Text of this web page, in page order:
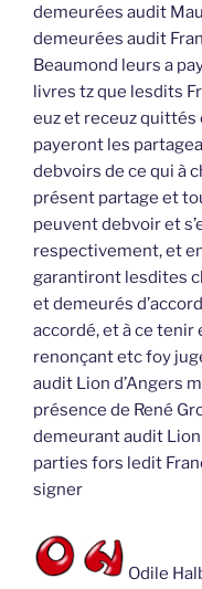
demeurées audit
demeurées audit
Beaumond leurs a
livres tz que lesdits
euz et receuz
payeront les
debvoirs de ce qui à
présent partage et
peuvent debvoir et
respectivement, et
garantiront lesdites
et demeurés
accordé, et à ce
renonçant etc foy
audit Lion d’Angers
présence de René
demeurant audit
parties fors ledit
signer
Odile